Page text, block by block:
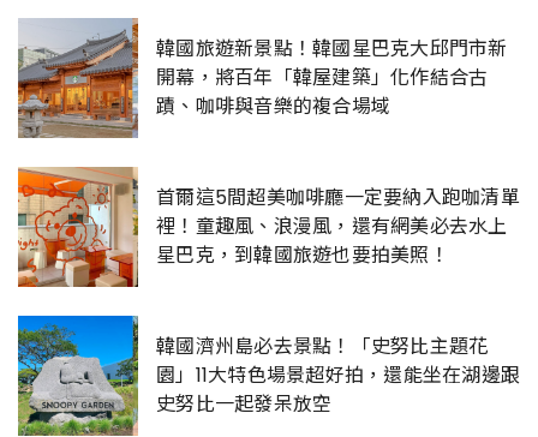
韓國旅遊新景點！韓國星巴克大邱門市新
開幕，將百年「韓屋建築」化作結合古
蹟、咖啡與音樂的複合場域
首爾這5間超美咖啡廳一定要納入跑咖清單
裡！童趣風、浪漫風，還有網美必去水上
星巴克，到韓國旅遊也要拍美照！
韓國濟州島必去景點！「史努比主題花
園」11大特色場景超好拍，還能坐在湖邊跟
史努比一起發呆放空